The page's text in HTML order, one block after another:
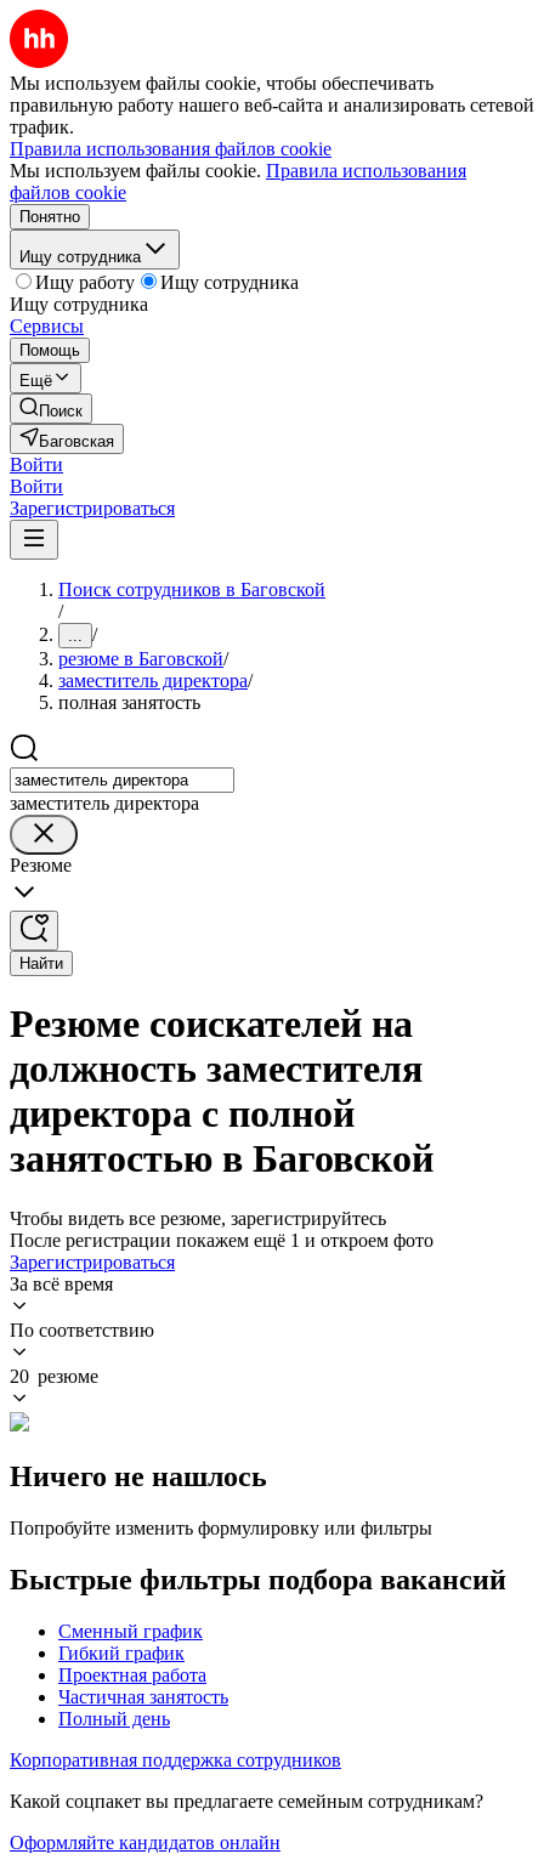
Мы используем файлы cookie, чтобы обеспечивать
правильную работу нашего веб-сайта и анализировать сетевой
трафик.
Правила использования файлов cookie
Мы используем файлы cookie. Правила использования
файлов cookie
Понятно
Ищу сотрудника
Ищу работу
Ищу сотрудника
Ищу сотрудника
Сервисы
Помощь
Ещё
Поиск
Баговская
Войти
Войти
Зарегистрироваться
Поиск сотрудников в Баговской
/
... /
резюме в Баговской/
заместитель директора/
полная занятость
заместитель директора
Резюме
Найти
Резюме соискателей на
должность заместителя
директора с полной
занятостью в Баговской
Чтобы видеть все резюме, зарегистрируйтесь
После регистрации покажем ещё 1 и откроем фото
Зарегистрироваться
За всё время
По соответствию
20 резюме
Ничего не нашлось
Попробуйте изменить формулировку или фильтры
Быстрые фильтры подбора вакансий
Сменный график
Гибкий график
Проектная работа
Частичная занятость
Полный день
Корпоративная поддержка сотрудников
Какой соцпакет вы предлагаете семейным сотрудникам?
Оформляйте кандидатов онлайн